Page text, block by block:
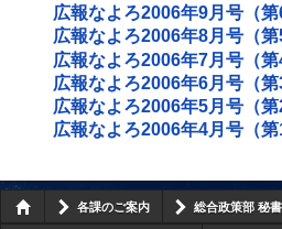
広報なよろ2006年9月号（第
広報なよろ2006年8月号（第
広報なよろ2006年7月号（第
広報なよろ2006年6月号（第
広報なよろ2006年5月号（第
広報なよろ2006年4月号（第
各課のご案内 総合政策部 秘